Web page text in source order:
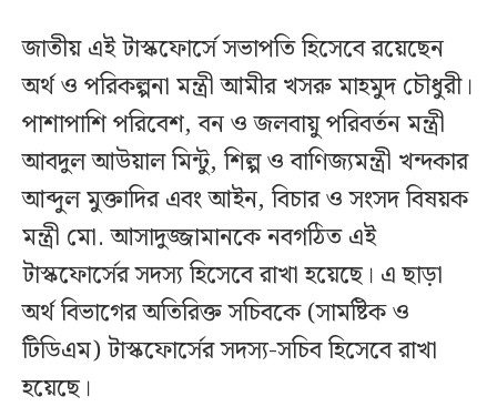
জাতীয় এই টাস্কফোর্সে সভাপতি হিসেবে রয়েছেন
অর্থ ও পরিকল্পনা মন্ত্রী আমীর খসরু মাহমুদ চৌধুরী।
পাশাপাশি পরিবেশ, বন ও জলবায়ু পরিবর্তন মন্ত্রী
আবদুল আউয়াল মিন্টু, শিল্প ও বাণিজ্যমন্ত্রী খন্দকার
আব্দুল মুক্তাদির এবং আইন, বিচার ও সংসদ বিষয়ক
মন্ত্রী মো. আসাদুজ্জামানকে নবগঠিত এই
টাস্কফোর্সের সদস্য হিসেবে রাখা হয়েছে। এ ছাড়া
অর্থ বিভাগের অতিরিক্ত সচিবকে (সামষ্টিক ও
টিডিএম) টাস্কফোর্সের সদস্য-সচিব হিসেবে রাখা
হয়েছে।